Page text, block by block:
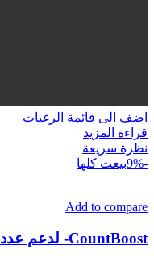
اضف الى قائمة الرغبات
قراءة المزيد
نظرة سريعة
-9%
بيعت كلها
Add to compare
CountBoost- لدعم عدد الحيوانات المنوية 60 كبسولة